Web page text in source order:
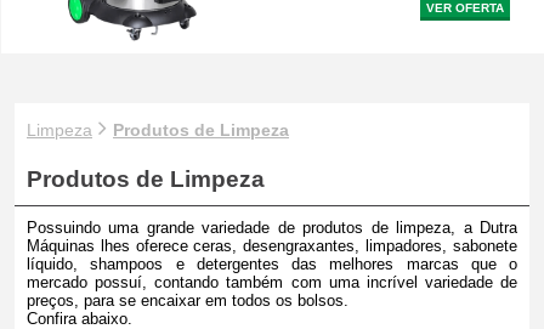
VER OFERTA
Limpeza Produtos de Limpeza
Produtos de Limpeza
Possuindo uma grande variedade de produtos de limpeza, a Dutra
Máquinas lhes oferece ceras, desengraxantes, limpadores, sabonete
líquido, shampoos e detergentes das melhores marcas que o
mercado possuí, contando também com uma incrível variedade de
preços, para se encaixar em todos os bolsos.
Confira abaixo.